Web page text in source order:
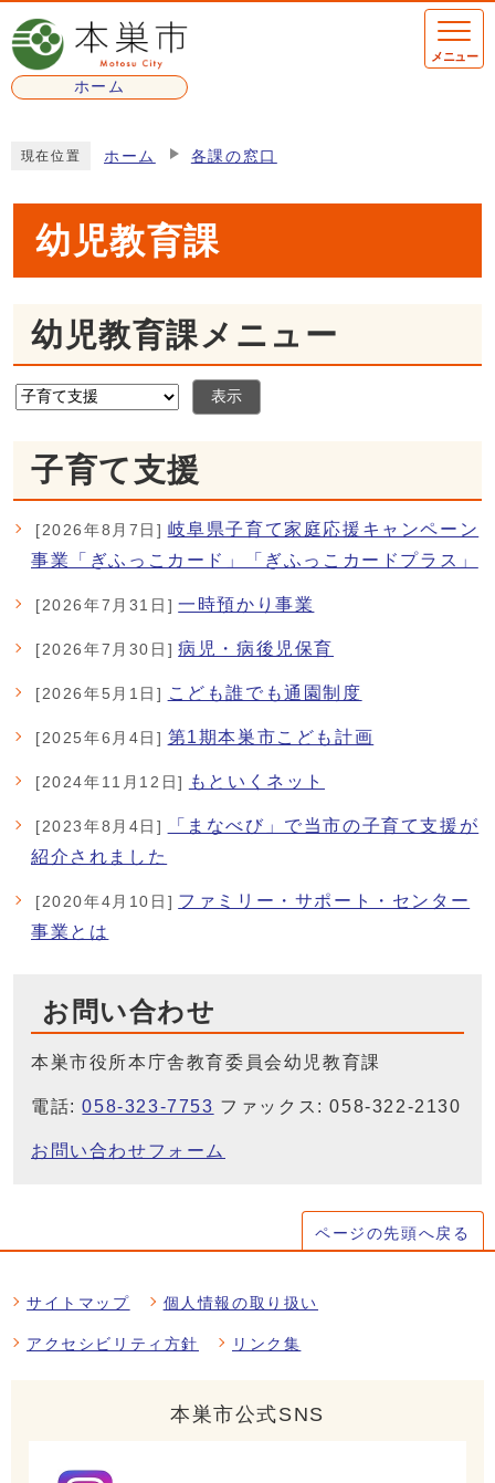
ページの先頭です
ホーム
メニュー
現在位置 ホーム 各課の窓口
幼児教育課
幼児教育課メニュー
表示
子育て支援
[2026年8月7日] 岐阜県子育て家庭応援キャンペーン
事業「ぎふっこカード」「ぎふっこカードプラス」
[2026年7月31日] 一時預かり事業
[2026年7月30日] 病児・病後児保育
[2026年5月1日] こども誰でも通園制度
[2025年6月4日] 第1期本巣市こども計画
[2024年11月12日] もといくネット
[2023年8月4日]
「まなべび」で当市の子育て支援が
紹介されました
[2020年4月10日] ファミリー・サポート・センター
事業とは
お問い合わせ
本巣市役所本庁舎教育委員会幼児教育課
電話:058-323-7753 ファックス: 058-322-2130
お問い合わせフォーム
ページの先頭へ戻る
サイトマップ 個人情報の取り扱い
アクセシビリティ方針 リンク集
本巣市公式SNS